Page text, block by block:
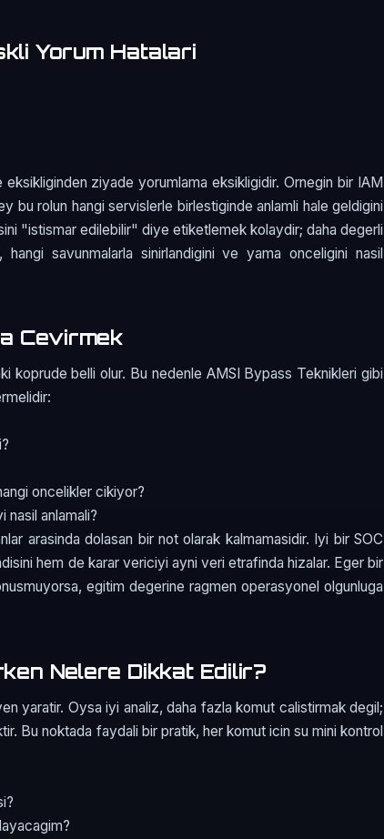
Yorum Hatalari
ziyade yorumlama eksikligidir. Ornegin bir IAM
bu rolun hangi servislerle birlestiginde anlamli hale geldigini
"istismar edilebilir" diye etiketlemek kolaydir; daha degerli
savunmalarla sinirlandigini ve yama onceligini nasil
Cevirmek
koprude belli olur. Bu nedenle AMSI Bypass Teknikleri gibi
oncelikler cikiyor?
nasil anlamali?
arasinda dolasan bir not olarak kalmamasidir. Iyi bir SOC
hem de karar vericiyi ayni veri etrafinda hizalar. Eger bir
egitim degerine ragmen operasyonel olgunluga
Nelere Dikkat Edilir?
yaratir. Oysa iyi analiz, daha fazla komut calistirmak degil;
Bu noktada faydali bir pratik, her komut icin su mini kontrol